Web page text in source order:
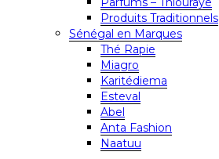
Produits Traditionnels
Sénégal en Marques
Thé Rapie
Miagro
Karitédiema
Esteval
Abel
Anta Fashion
Naatuu